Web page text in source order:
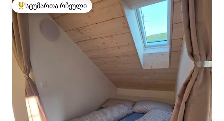
სტუმართა რჩეული მოწინავე ვარიანტი
სტუმართა რჩეული